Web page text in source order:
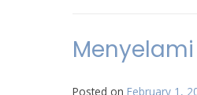
Posted on February 1,